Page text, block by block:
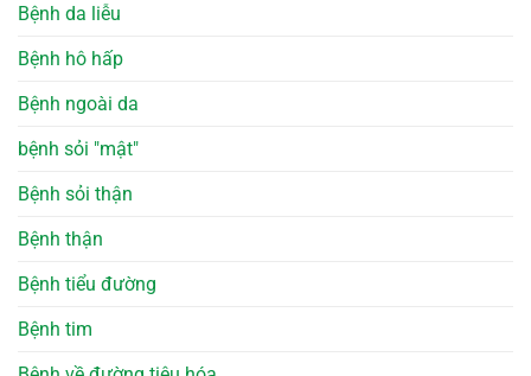
Bệnh da liễu
Bệnh hô hấp
Bệnh ngoài da
bệnh sỏi "mật"
Bệnh sỏi thận
Bệnh thận
Bệnh tiểu đường
Bệnh tim